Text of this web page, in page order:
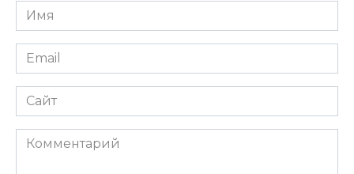
Имя
*
Email
*
Сайт
Комментарий